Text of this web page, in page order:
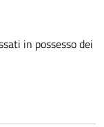
in possesso dei